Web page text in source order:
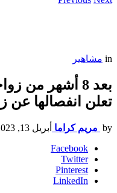
in مشاهير
بعد 8 أشهر من
تعلن انفصالها عن
by مريم كراما أبريل 13, 2023, 4:06 م
Facebook
Twitter
Pinterest
LinkedIn